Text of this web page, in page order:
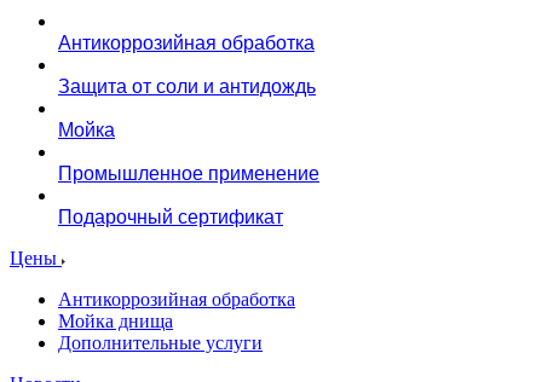
Антикоррозийная обработка
Защита от соли и антидождь
Мойка
Промышленное применение
Подарочный сертификат
Цены
Антикоррозийная обработка
Мойка днища
Дополнительные услуги